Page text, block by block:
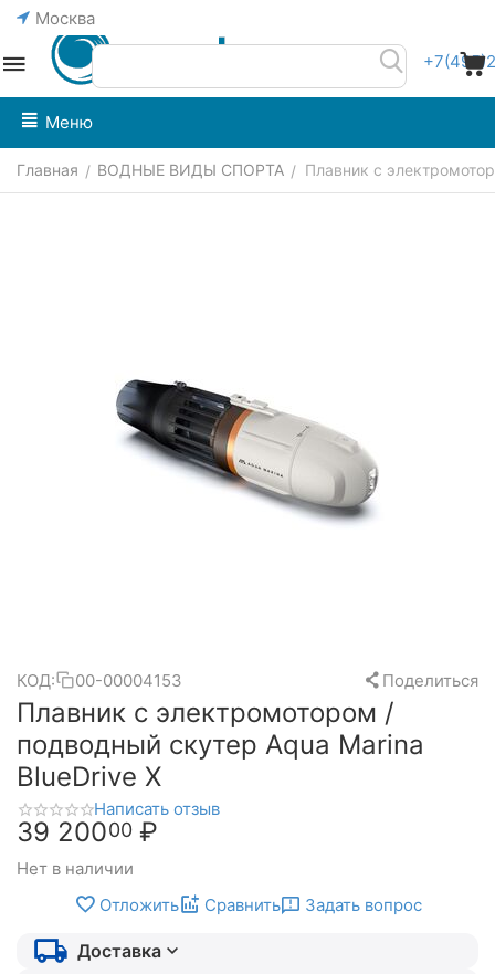
Москва
Меню
Главная / ВОДНЫЕ ВИДЫ СПОРТА / Плавник с
КОД: 00-00004153 Поделиться
Плавник с электромотором /
подводный скутер Aqua Marina
BlueDrive X
Написать отзыв
39 20000 ₽
Нет в наличии
Отложить
Сравнить Задать вопрос
Доставка